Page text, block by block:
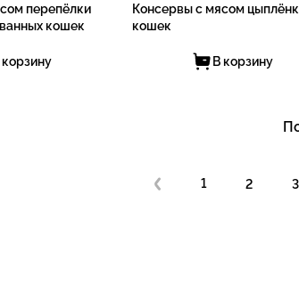
перепёлки
кошек
корзину
Консервы с мясом
кошек
В корзину
1 2 3